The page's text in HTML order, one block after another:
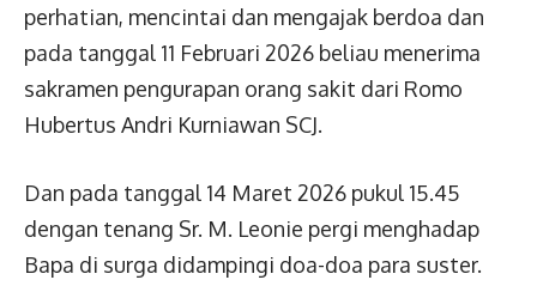
perhatian, mencintai dan mengajak berdoa dan
pada tanggal 11 Februari 2026 beliau menerima
sakramen pengurapan orang sakit dari Romo
Hubertus Andri Kurniawan SCJ.
Dan pada tanggal 14 Maret 2026 pukul 15.45
dengan tenang Sr. M. Leonie pergi menghadap
Bapa di surga didampingi doa-doa para suster.